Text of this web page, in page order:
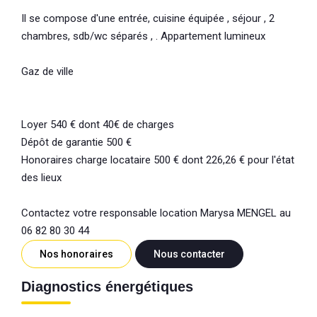
Il se compose d'une entrée, cuisine équipée , séjour , 2
chambres, sdb/wc séparés , . Appartement lumineux
Gaz de ville
Loyer 540 € dont 40€ de charges
Dépôt de garantie 500 €
Honoraires charge locataire 500 € dont 226,26 € pour l'état
des lieux
Contactez votre responsable location Marysa MENGEL au
06 82 80 30 44
Nos honoraires Nous contacter
Diagnostics énergétiques